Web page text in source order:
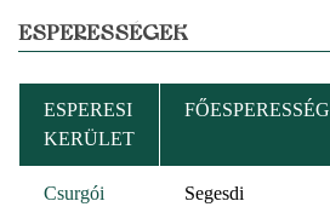
ESPERESSÉGEK
ESPERESI
KERÜLET
FŐESPERESSÉG
Csurgói Segesdi